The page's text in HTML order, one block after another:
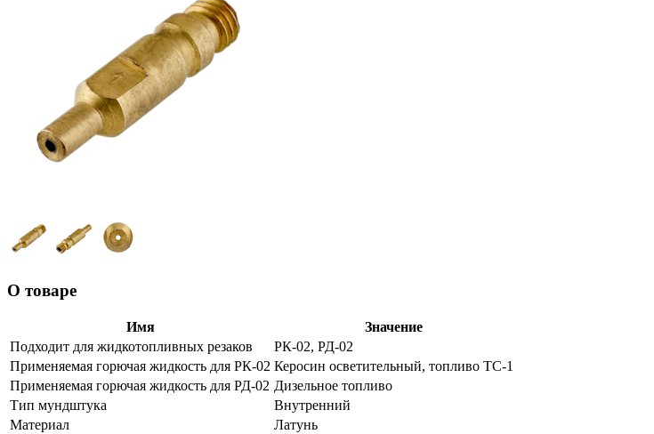
О товаре
Имя
Значение
Подходит для жидкотопливных резаков
РК-02, РД-02
Применяемая горючая жидкость для РК-02 Керосин осветительный, топливо ТС-1
Применяемая горючая жидкость для РД-02 Дизельное топливо
Тип мундштука
Внутренний
Материал
Латунь